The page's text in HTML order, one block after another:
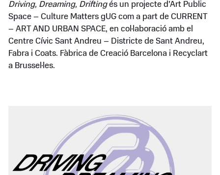
Driving, Dreaming, Driftingés un projecte d’Art Public
Space – Culture Matters gUG com a part de CURRENT
– ART AND URBAN SPACE, en col·laboració amb el
Centre Cívic Sant Andreu – Districte de Sant Andreu,
Fabra i Coats. Fàbrica de Creació Barcelona i Recyclart
a Brussel·les.